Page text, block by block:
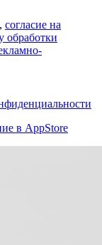
, согласие на
обработки
в AppStore